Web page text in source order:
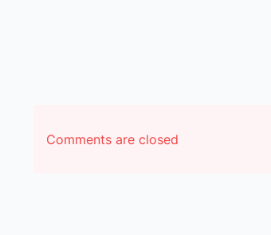
Comments are closed